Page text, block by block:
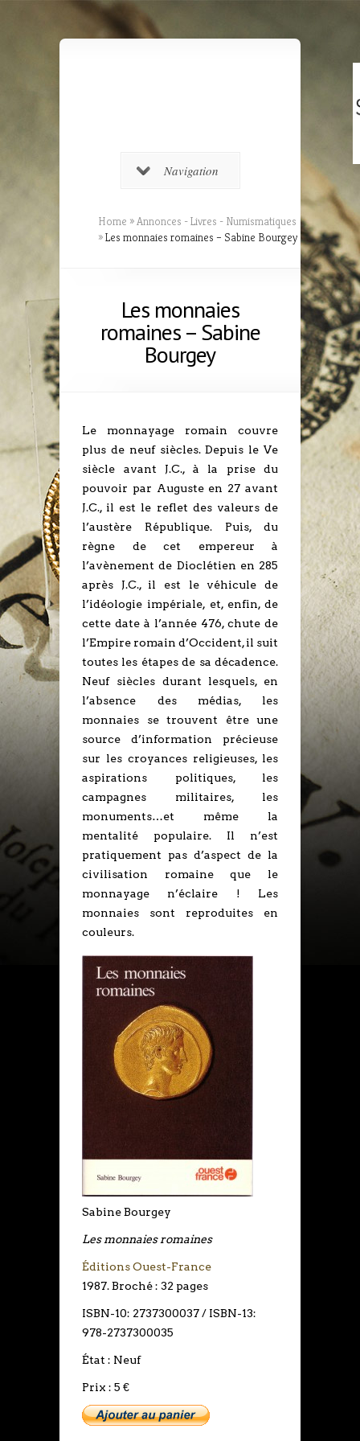
Navigation
Home »Annonces - Livres - Numismatiques
»Les monnaies romaines – Sabine Bourgey
Les monnaies
romaines – Sabine
Bourgey
Le monnayage romain couvre
plus de neuf siècles. Depuis le Ve
siècle avant J.C., à la prise du
pouvoir par Auguste en 27 avant
J.C., il est le reflet des valeurs de
l’austère République. Puis, du
règne de cet empereur à
l’avènement de Dioclétien en 285
après J.C., il est le véhicule de
l’idéologie impériale, et, enfin, de
cette date à l’année 476, chute de
l’Empire romain d’Occident, il suit
toutes les étapes de sa décadence.
Neuf siècles durant lesquels, en
l’absence des médias, les
monnaies se trouvent être une
source d’information précieuse
sur les croyances religieuses, les
aspirations politiques, les
campagnes militaires, les
monuments…et même la
mentalité populaire. Il n’est
pratiquement pas d’aspect de la
civilisation romaine que le
monnayage n’éclaire ! Les
monnaies sont reproduites en
couleurs.
Sabine Bourgey
Les monnaies romaines
Éditions Ouest-France
1987. Broché : 32 pages
ISBN-10: 2737300037 / ISBN-13:
978-2737300035
État : Neuf
Prix : 5 €